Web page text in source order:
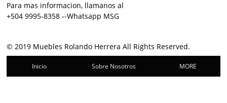
Para mas informacion, llamanos al
+504 9995-8358 --Whatsapp MSG
© 2019 Muebles Rolando Herrera All Rights Reserved.
Inicio Sobre Nosotros MORE